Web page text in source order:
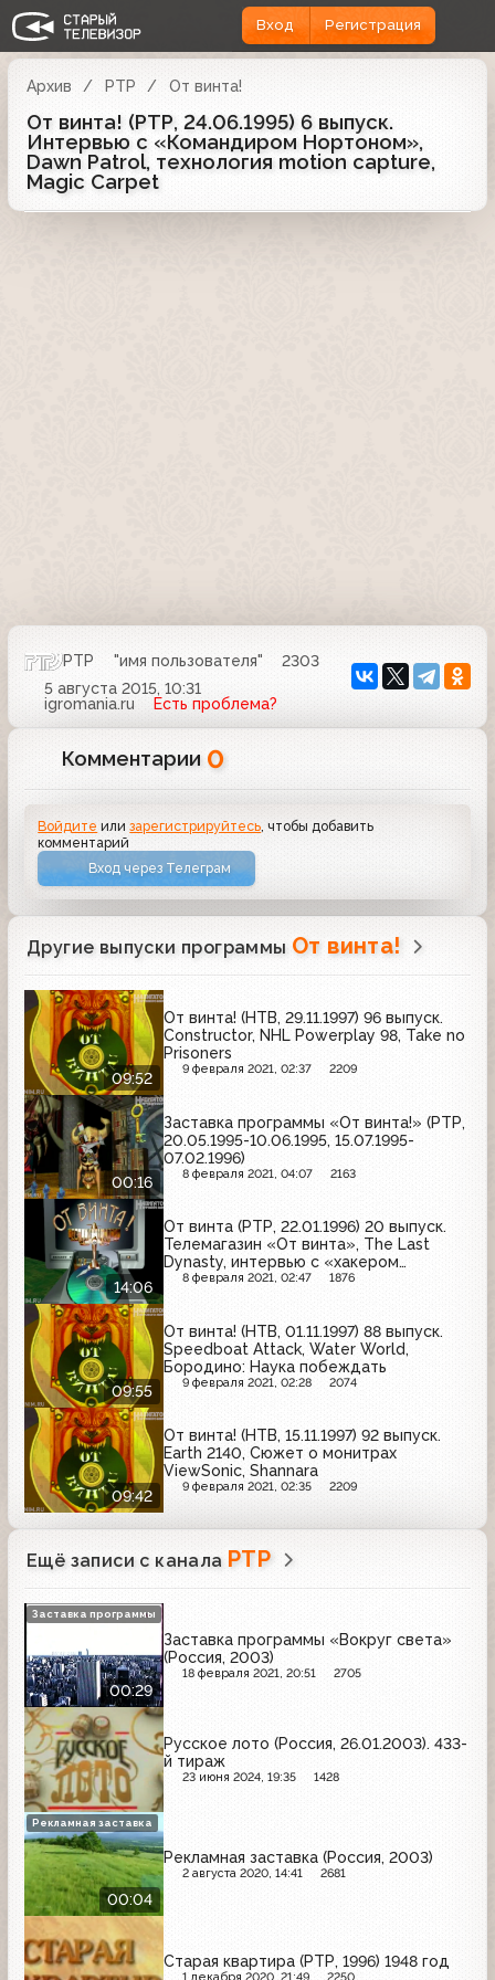
Вход Регистрация
Архив РТР От винта!
От винта! (РТР, 24.06.1995) 6 выпуск.
Интервью с «Командиром Нортоном»,
Dawn Patrol, технология motion capture,
Magic Carpet
РТР "имя пользователя"
2303
5 августа 2015, 10:31
igromania.ru
Есть проблема?
Комментарии 0
Войдите илизарегистрируйтесь , чтобы добавить
комментарий
Вход через Телеграм
Другие выпуски программы От винта!
09:52
От винта! (НТВ, 29.11.1997) 96 выпуск.
Constructor, NHL Powerplay 98, Take no
Prisoners
9 февраля 2021, 02:37 2209
00:16
Заставка программы «От винта!» (РТР,
20.05.1995-10.06.1995, 15.07.1995-
07.02.1996)
8 февраля 2021, 04:07 2163
14:06
От винта (РТР, 22.01.1996) 20 выпуск.
Телемагазин «От винта», The Last
Dynasty, интервью с «хакером
Анатолием Степановичем», Legend of
8 февраля 2021, 02:47 1876
09:55
От винта! (НТВ, 01.11.1997) 88 выпуск.
Speedboat Attack, Water World,
Бородино: Наука побеждать
9 февраля 2021, 02:28 2074
09:42
От винта! (НТВ, 15.11.1997) 92 выпуск.
Earth 2140, Сюжет о монитрах
ViewSonic, Shannara
9 февраля 2021, 02:35 2209
Ещё записи с канала РТР
00:29
Заставка программы «Вокруг света»
(Россия, 2003)
18 февраля 2021, 20:51 2705
Заставка программы
Русское лото (Россия, 26.01.2003). 433-
й тираж
23 июня 2024, 19:35 1428
00:04
Рекламная заставка (Россия, 2003)
2 августа 2020, 14:41 2681
Рекламная заставка
Старая квартира (РТР, 1996) 1948 год